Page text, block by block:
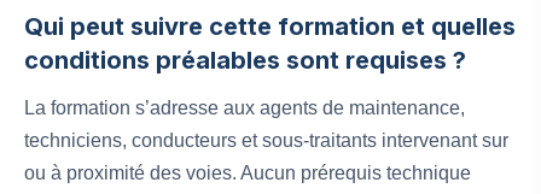
Qui peut suivre cette formation et quelles
conditions préalables sont requises ?
La formation s’adresse aux agents de maintenance,
techniciens, conducteurs et sous-traitants intervenant sur
ou à proximité des voies. Aucun prérequis technique